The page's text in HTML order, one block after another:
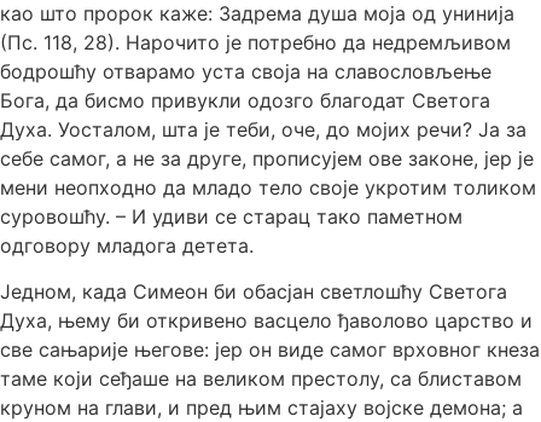
као што пророк каже: Задрема душа моја од унинија
(Пс. 118, 28). Нарочито је потребно да недремљивом
бодрошћу отварамо уста своја на славословљење
Бога, да бисмо привукли одозго благодат Светога
Духа. Уосталом, шта је теби, оче, до мојих речи? Ја за
себе самог, а не за друге, прописујем ове законе, јер је
мени неопходно да младо тело своје укротим толиком
суровошћу. – И удиви се старац тако паметном
одговору младога детета.
Једном, када Симеон би обасјан светлошћу Светога
Духа, њему би откривено васцело ђаволово царство и
све сањарије његове: јер он виде самог врховног кнеза
таме који сеђаше на великом престолу, са блиставом
круном на глави, и пред њим стајаху војске демона; а